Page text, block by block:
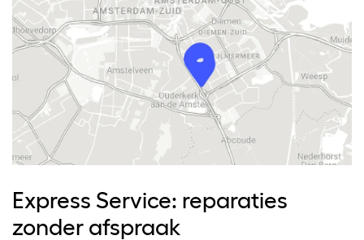
Express Service: reparaties
zonder afspraak